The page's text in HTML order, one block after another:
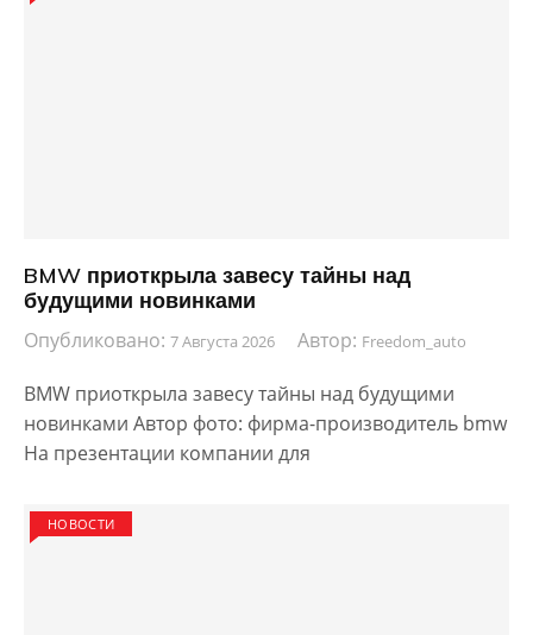
BMW приоткрыла завесу тайны над
будущими новинками
Опубликовано: 7 Августа 2026 Автор: Freedom_auto
BMW приоткрыла завесу тайны над будущими
новинками Автор фото: фирма-производитель bmw
На презентации компании для
НОВОСТИ